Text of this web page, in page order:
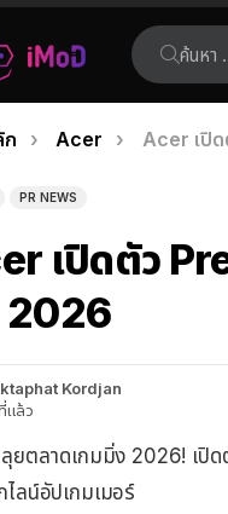
ค้นหา:
ด
นี่:
ก Acer Acer เปิ
PR NEWS
เปิดตัว
2026
Kordjan
แล้ว
ยตลาดเกมมิ่ง 2026! เปิ
ไลน์อัปเกมเมอร์